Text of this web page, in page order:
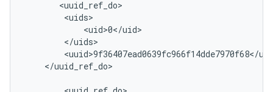
       <uuid_ref_do>
        <uids>
            <uid>0</uid>
        </uids>
<uuid>9f36407ead0639fc966f14dde7970f68</
    </uuid_ref_do>